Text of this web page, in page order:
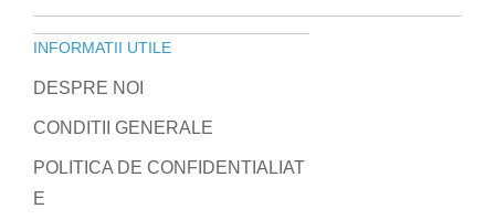
INFORMATII UTILE
DESPRE NOI
CONDITII GENERALE
POLITICA DE CONFIDENTIALIAT
E